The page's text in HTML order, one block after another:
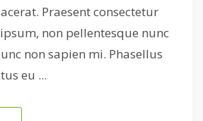
Praesent consectetur
non pellentesque nunc
non sapien mi. Phasellus
eu ...